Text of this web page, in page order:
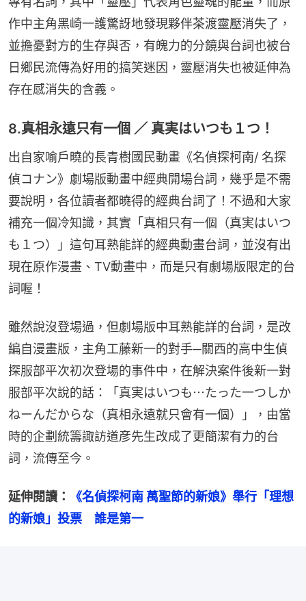
作中主角黑崎一護驚訝地發現夥伴茶渡靈壓消失了，
並擔憂對方的生存與否，有魄力的分鏡與台詞也被台
日鄉民流傳為好用的搞笑迷因，靈壓消失也被延伸為
存在感消失的含義。
8.真相永遠只有一個 ／ 真実はいつも１つ！
出自家喻戶曉的長青樹國民動畫《名偵探柯南/ 名探
偵コナン》劇場版動畫中經典開場台詞，幾乎是不需
要說明，各位讀者都曉得的經典台詞了！不過和大家
補充一個冷知識，其實「真相只有一個（真実はいつ
も１つ）」這句耳熟能詳的經典動畫台詞，並沒有出
現在原作漫畫、TV動畫中，而是只有劇場版限定的台
詞喔！
雖然說沒登場過，但劇場版中耳熟能詳的台詞，是改
編自漫畫版，主角工藤新一的對手─關西的高中生偵
探服部平次初次登場的事件中，在解決案件後新一對
服部平次說的話：「真実はいつも⋯たった一つしか
ねーんだからな（真相永遠就只會有一個）」，由當
時的企劃統籌諏訪道彦先生改成了更簡潔有力的台
詞，流傳至今。
延伸閱讀：
《名偵探柯南 萬聖節的新娘》舉行「理想
的新娘」投票　誰是第一